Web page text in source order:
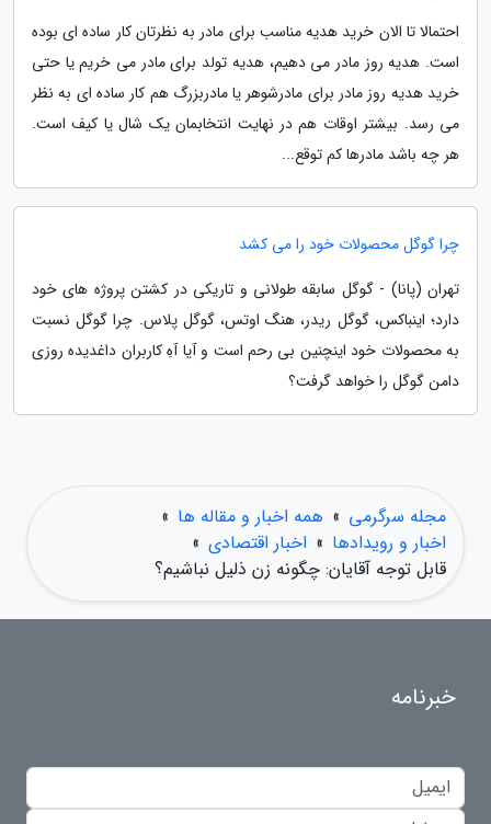
احتمالا تا الان خرید هدیه مناسب برای مادر به نظرتان کار ساده ای بوده
است. هدیه روز مادر می دهیم، هدیه تولد برای مادر می خریم یا حتی
خرید هدیه روز مادر برای مادرشوهر یا مادربزرگ هم کار ساده ای به نظر
می رسد. بیشتر اوقات هم در نهایت انتخابمان یک شال یا کیف است.
هر چه باشد مادرها کم توقع...
چرا گوگل محصولات خود را می کشد
تهران (پانا) - گوگل سابقه طولانی و تاریکی در کشتن پروژه های خود
دارد؛ اینباکس، گوگل ریدر، هنگ اوتس، گوگل پلاس. چرا گوگل نسبت
به محصولات خود اینچنین بی رحم است و آیا آهِ کاربران داغدیده روزی
دامن گوگل را خواهد گرفت؟
مجله سرگرمی » همه اخبار و مقاله ها »
اخبار و رویدادها » اخبار اقتصادی »
قابل توجه آقایان: چگونه زن ذلیل نباشیم؟
خبرنامه